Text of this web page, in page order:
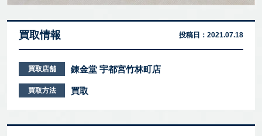
買取情報 投稿日： 2021.07.18
買取店舗 錬金堂 宇都宮竹林町店
買取方法 買取